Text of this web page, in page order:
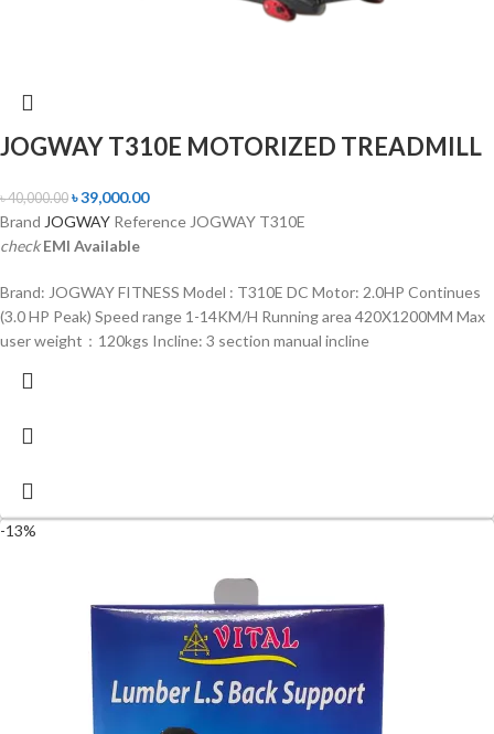
JOGWAY T310E MOTORIZED TREADMILL
৳40,000.00 ৳39,000.00
Brand JOGWAY Reference JOGWAY T310E
checkEMI Available
Brand: JOGWAY FITNESS Model : T310E DC Motor: 2.0HP Continues
(3.0 HP Peak) Speed range 1-14KM/H Running area 420X1200MM Max
user weight：120kgs Incline: 3 section manual incline
-13%